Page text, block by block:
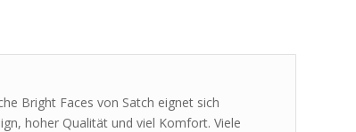
Bright Faces von Satch eignet sich
hoher Qualität und viel Komfort. Viele